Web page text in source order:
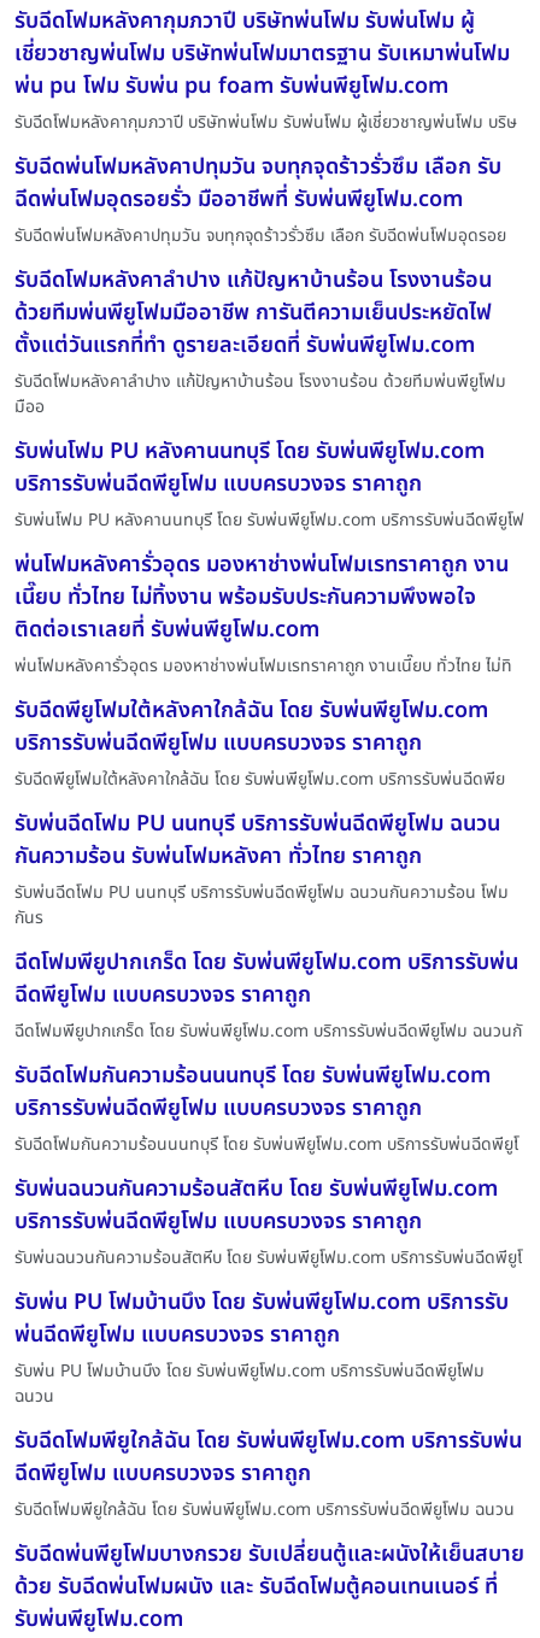
รับฉีดโฟมหลังคากุมภวาปี บริษัทพ่นโฟม รับพ่นโฟม ผู้
เชี่ยวชาญพ่นโฟม บริษัทพ่นโฟมมาตรฐาน รับเหมาพ่นโฟม
พ่น pu โฟม รับพ่น pu foam รับพ่นพียูโฟม.com
รับฉีดโฟมหลังคากุมภวาปี บริษัทพ่นโฟม รับพ่นโฟม ผู้เชี่ยวชาญพ่นโฟม บริษ
รับฉีดพ่นโฟมหลังคาปทุมวัน จบทุกจุดร้าวรั่วซึม เลือก รับ
ฉีดพ่นโฟมอุดรอยรั่ว มืออาชีพที่ รับพ่นพียูโฟม.com
รับฉีดพ่นโฟมหลังคาปทุมวัน จบทุกจุดร้าวรั่วซึม เลือก รับฉีดพ่นโฟมอุดรอย
รับฉีดโฟมหลังคาลำปาง แก้ปัญหาบ้านร้อน โรงงานร้อน
ด้วยทีมพ่นพียูโฟมมืออาชีพ การันตีความเย็นประหยัดไฟ
ตั้งแต่วันแรกที่ทำ ดูรายละเอียดที่ รับพ่นพียูโฟม.com
รับฉีดโฟมหลังคาลำปาง แก้ปัญหาบ้านร้อน โรงงานร้อน ด้วยทีมพ่นพียูโฟม
มืออ
รับพ่นโฟม PU หลังคานนทบุรี โดย รับพ่นพียูโฟม.com
บริการรับพ่นฉีดพียูโฟม แบบครบวงจร ราคาถูก
รับพ่นโฟม PU หลังคานนทบุรี โดย รับพ่นพียูโฟม.com บริการรับพ่นฉีดพียูโฟ
พ่นโฟมหลังคารั่วอุดร มองหาช่างพ่นโฟมเรทราคาถูก งาน
เนี๊ยบ ทั่วไทย ไม่ทิ้งงาน พร้อมรับประกันความพึงพอใจ
ติดต่อเราเลยที่ รับพ่นพียูโฟม.com
พ่นโฟมหลังคารั่วอุดร มองหาช่างพ่นโฟมเรทราคาถูก งานเนี๊ยบ ทั่วไทย ไม่ทิ
รับฉีดพียูโฟมใต้หลังคาใกล้ฉัน โดย รับพ่นพียูโฟม.com
บริการรับพ่นฉีดพียูโฟม แบบครบวงจร ราคาถูก
รับฉีดพียูโฟมใต้หลังคาใกล้ฉัน โดย รับพ่นพียูโฟม.com บริการรับพ่นฉีดพีย
รับพ่นฉีดโฟม PU นนทบุรี บริการรับพ่นฉีดพียูโฟม ฉนวน
กันความร้อน รับพ่นโฟมหลังคา ทั่วไทย ราคาถูก
รับพ่นฉีดโฟม PU นนทบุรี บริการรับพ่นฉีดพียูโฟม ฉนวนกันความร้อน โฟม
กันร
ฉีดโฟมพียูปากเกร็ด โดย รับพ่นพียูโฟม.com บริการรับพ่น
ฉีดพียูโฟม แบบครบวงจร ราคาถูก
ฉีดโฟมพียูปากเกร็ด โดย รับพ่นพียูโฟม.com บริการรับพ่นฉีดพียูโฟม ฉนวนกั
รับฉีดโฟมกันความร้อนนนทบุรี โดย รับพ่นพียูโฟม.com
บริการรับพ่นฉีดพียูโฟม แบบครบวงจร ราคาถูก
รับฉีดโฟมกันความร้อนนนทบุรี โดย รับพ่นพียูโฟม.com บริการรับพ่นฉีดพียูโ
รับพ่นฉนวนกันความร้อนสัตหีบ โดย รับพ่นพียูโฟม.com
บริการรับพ่นฉีดพียูโฟม แบบครบวงจร ราคาถูก
รับพ่นฉนวนกันความร้อนสัตหีบ โดย รับพ่นพียูโฟม.com บริการรับพ่นฉีดพียูโ
รับพ่น PU โฟมบ้านบึง โดย รับพ่นพียูโฟม.com บริการรับ
พ่นฉีดพียูโฟม แบบครบวงจร ราคาถูก
รับพ่น PU โฟมบ้านบึง โดย รับพ่นพียูโฟม.com บริการรับพ่นฉีดพียูโฟม
ฉนวน
รับฉีดโฟมพียูใกล้ฉัน โดย รับพ่นพียูโฟม.com บริการรับพ่น
ฉีดพียูโฟม แบบครบวงจร ราคาถูก
รับฉีดโฟมพียูใกล้ฉัน โดย รับพ่นพียูโฟม.com บริการรับพ่นฉีดพียูโฟม ฉนวน
รับฉีดพ่นพียูโฟมบางกรวย รับเปลี่ยนตู้และผนังให้เย็นสบาย
ด้วย รับฉีดพ่นโฟมผนัง และ รับฉีดโฟมตู้คอนเทนเนอร์ ที่
รับพ่นพียูโฟม.com